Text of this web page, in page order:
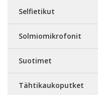
Selfietikut
Solmiomikrofonit
Suotimet
Tähtikaukoputket